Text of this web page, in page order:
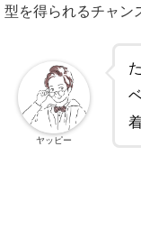
型を得られるチャン
ヤッピー